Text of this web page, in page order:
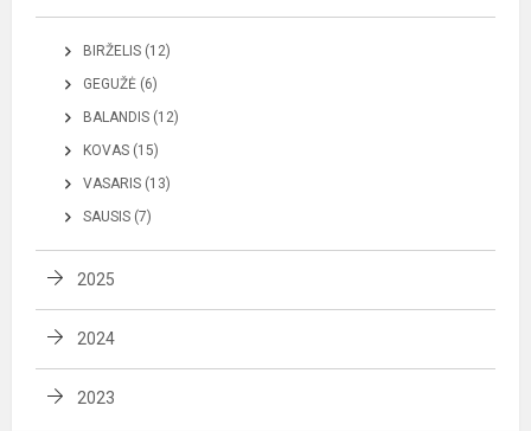
BIRŽELIS (12)
GEGUŽĖ (6)
BALANDIS (12)
KOVAS (15)
VASARIS (13)
SAUSIS (7)
2025
2024
2023